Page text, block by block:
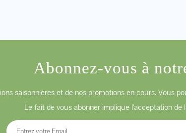
Abonnez-vous à
saisonnières et de nos promotions en cours. Vous
Le fait de vous abonner implique l'acceptation de